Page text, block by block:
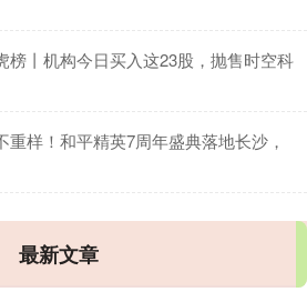
榜丨机构今日买入这23股，抛售时空科
样！和平精英7周年盛典落地长沙，
最新文章